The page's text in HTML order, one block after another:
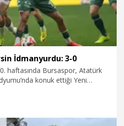
İdmanyurdu: 3-0
haftasında Bursaspor, Atatürk
konuk ettiği Yeni